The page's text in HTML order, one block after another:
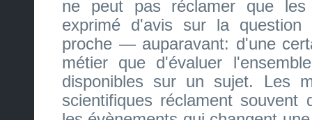
ne peut pas réclamer que
exprimé d'avis sur la
proche — auparavant: d'une
métier que d'évaluer
disponibles sur un sujet. Les
scientifiques réclament souvent